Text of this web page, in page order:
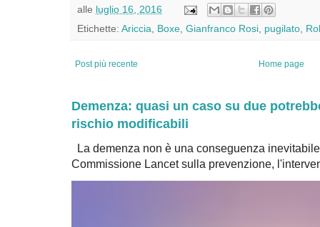
alle luglio 16, 2016
Etichette: Ariccia, Boxe, Gianfranco Rosi, pugilato,
Post più recente Home page
Demenza: quasi un caso su due
rischio modificabili
La demenza non è una conseguenza
Commissione Lancet sulla prevenzione,